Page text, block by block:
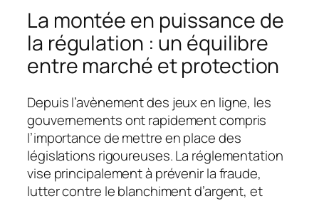
La montée en puissance de
la régulation : un équilibre
entre marché et protection
Depuis l’avènement des jeux en ligne, les
gouvernements ont rapidement compris
l’importance de mettre en place des
législations rigoureuses. La réglementation
vise principalement à prévenir la fraude,
lutter contre le blanchiment d’argent, et